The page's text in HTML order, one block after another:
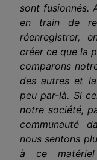
sont fusionnés.
en train de
réenregistrer,
créer ce que la
comparons
des autres et
peu par-là. Si
notre société,
communauté
nous sentons
à ce matériel